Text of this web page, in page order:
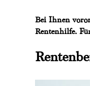
Bei Ihnen
Rentenhilfe.